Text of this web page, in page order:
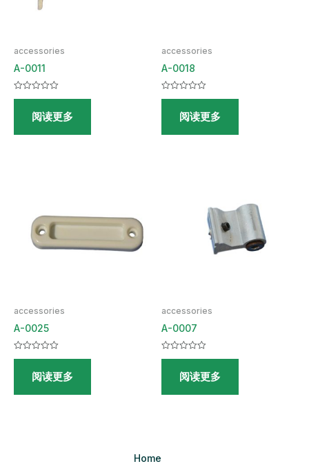
accessories
A-0011
评
&sol;阅读更多
accessories
A-0018
评
&sol;阅读更多
accessories
A-0025
评
&sol;阅读更多
accessories
A-0007
评
&sol;阅读更多
Home